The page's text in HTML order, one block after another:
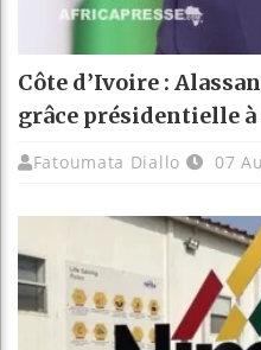
Côte d’Ivoire :
grâce présidentielle à
Fatoumata Diallo 07